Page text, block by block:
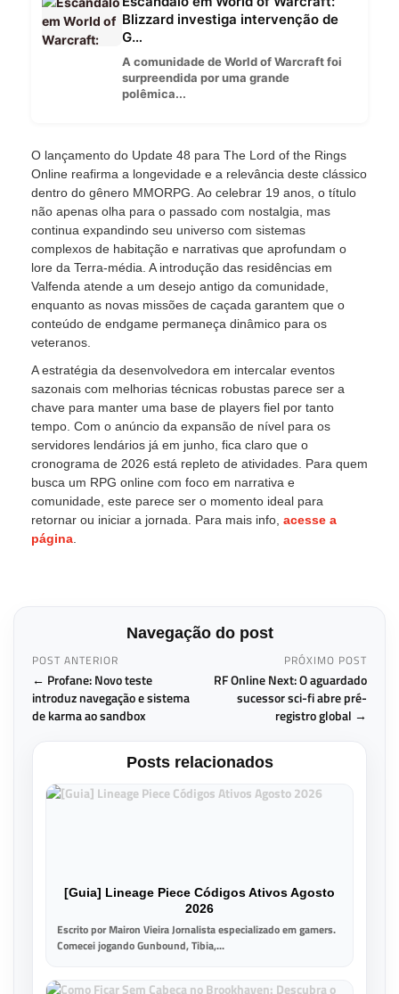
Blizzard investiga intervenção de
G…
A comunidade de World of Warcraft foi
surpreendida por uma grande
polêmica...
O lançamento do Update 48 para The Lord of the Rings
Online reafirma a longevidade e a relevância deste clássico
dentro do gênero MMORPG. Ao celebrar 19 anos, o título
não apenas olha para o passado com nostalgia, mas
continua expandindo seu universo com sistemas
complexos de habitação e narrativas que aprofundam o
lore da Terra-média. A introdução das residências em
Valfenda atende a um desejo antigo da comunidade,
enquanto as novas missões de caçada garantem que o
conteúdo de endgame permaneça dinâmico para os
veteranos.
A estratégia da desenvolvedora em intercalar eventos
sazonais com melhorias técnicas robustas parece ser a
chave para manter uma base de players fiel por tanto
tempo. Com o anúncio da expansão de nível para os
servidores lendários já em junho, fica claro que o
cronograma de 2026 está repleto de atividades. Para quem
busca um RPG online com foco em narrativa e
comunidade, este parece ser o momento ideal para
retornar ou iniciar a jornada. Para mais info, acesse a
página
Navegação do post
POST ANTERIOR
← Profane: Novo teste
introduz navegação e sistema
de karma ao sandbox
PRÓXIMO POST
RF Online Next: O aguardado
sucessor sci-fi abre pré-
registro global →
Posts relacionados
[Guia] Lineage Piece Códigos Ativos Agosto
2026
Escrito por Mairon Vieira Jornalista especializado em gamers.
Comecei jogando Gunbound, Tibia,...